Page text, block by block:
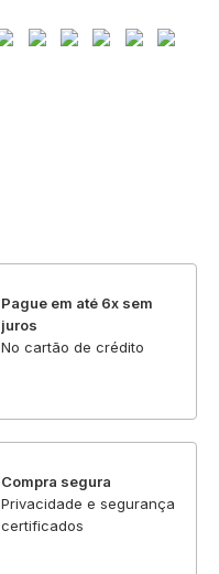
Pague em até 6x sem
juros
No cartão de crédito
Compra segura
Privacidade e segurança
certificados